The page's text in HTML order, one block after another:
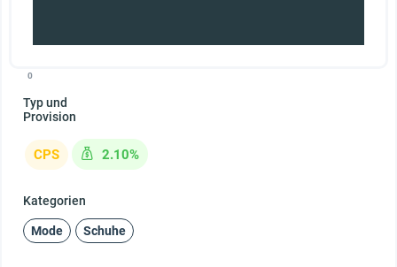
0
Typ und
Provision
CPS 2.10%
Kategorien
Mode Schuhe